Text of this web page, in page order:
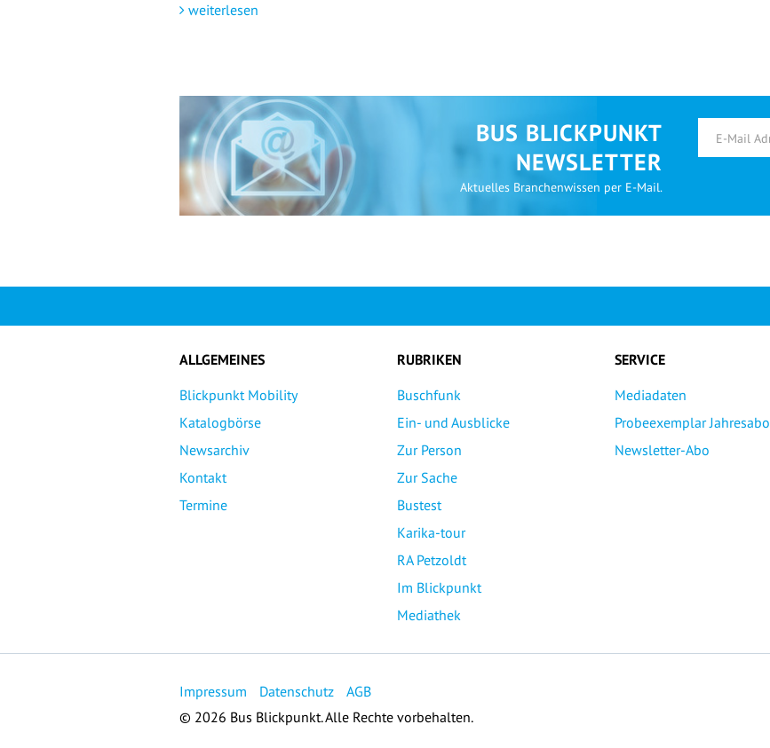
weiterlesen
BUS BLICKPUNKT
NEWSLETTER
Aktuelles Branchenwissen per E-Mail.
ALLGEMEINES
Blickpunkt Mobility
Katalogbörse
Newsarchiv
Kontakt
Termine
RUBRIKEN
Buschfunk
Ein- und Ausblicke
Zur Person
Zur Sache
Bustest
Karika-tour
RA Petzoldt
Im Blickpunkt
Mediathek
SERVICE
Mediadaten
Probeexemplar Jahresabo
Newsletter-Abo
Impressum Datenschutz
AGB
© 2026 Bus Blickpunkt. Alle Rechte vorbehalten.